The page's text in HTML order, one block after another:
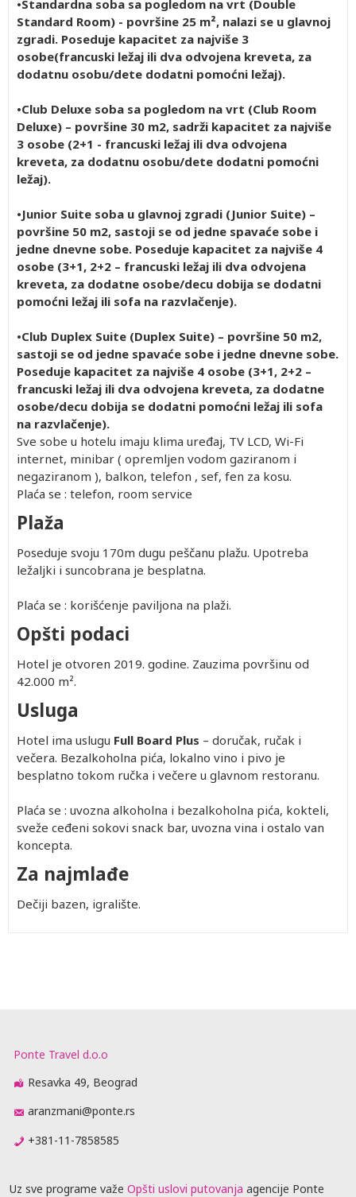
•Standardna soba sa pogledom na vrt (Double
Standard Room) - površine 25 m², nalazi se u glavnoj
zgradi. Poseduje kapacitet za najviše 3
osobe(francuski ležaj ili dva odvojena kreveta, za
dodatnu osobu/dete dodatni pomoćni ležaj).
•Club Deluxe soba sa pogledom na vrt (Club Room
Deluxe) – površine 30 m2, sadrži kapacitet za najviše
3 osobe (2+1 - francuski ležaj ili dva odvojena
kreveta, za dodatnu osobu/dete dodatni pomoćni
ležaj).
•Junior Suite soba u glavnoj zgradi (Junior Suite) –
površine 50 m2, sastoji se od jedne spavaće sobe i
jedne dnevne sobe. Poseduje kapacitet za najviše 4
osobe (3+1, 2+2 – francuski ležaj ili dva odvojena
kreveta, za dodatne osobe/decu dobija se dodatni
pomoćni ležaj ili sofa na razvlačenje).
•Club Duplex Suite (Duplex Suite) – površine 50 m2,
sastoji se od jedne spavaće sobe i jedne dnevne sobe.
Poseduje kapacitet za najviše 4 osobe (3+1, 2+2 –
francuski ležaj ili dva odvojena kreveta, za dodatne
osobe/decu dobija se dodatni pomoćni ležaj ili sofa
na razvlačenje).
Sve sobe u hotelu imaju klima uređaj, TV LCD, Wi-Fi
internet, minibar ( opremljen vodom gaziranom i
negaziranom ), balkon, telefon , sef, fen za kosu.
Plaća se : telefon, room service
Plaža
Poseduje svoju 170m dugu peščanu plažu. Upotreba
ležaljki i suncobrana je besplatna.
Plaća se : korišćenje paviljona na plaži.
Opšti podaci
Hotel je otvoren 2019. godine. Zauzima površinu od
42.000 m².
Usluga
Hotel ima uslugu Full Board Plus – doručak, ručak i
večera. Bezalkoholna pića, lokalno vino i pivo je
besplatno tokom ručka i večere u glavnom restoranu.
Plaća se : uvozna alkoholna i bezalkoholna pića, kokteli,
sveže ceđeni sokovi snack bar, uvozna vina i ostalo van
koncepta.
Za najmlađe
Dečiji bazen, igralište.
Ponte Travel d.o.o
Resavka 49, Beograd
aranzmani@ponte.rs
+381-11-7858585
Uz sve programe važe Opšti uslovi putovanja agencije Ponte